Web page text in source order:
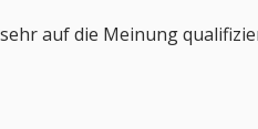
auf die Meinung